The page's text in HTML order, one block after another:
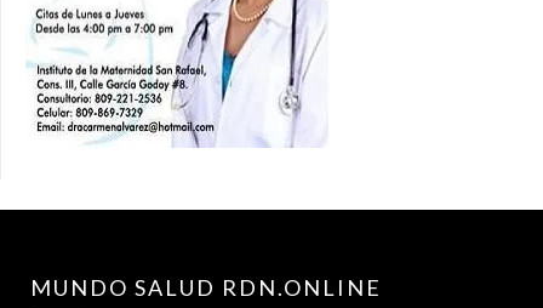
MUNDO SALUD RDN.ONLINE